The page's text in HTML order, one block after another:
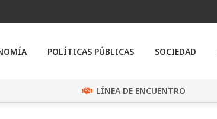
POLÍTICAS PÚBLICAS SOCIEDAD
LÍNEA DE ENCUENTRO